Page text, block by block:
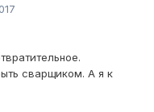
сварщиком. А я к